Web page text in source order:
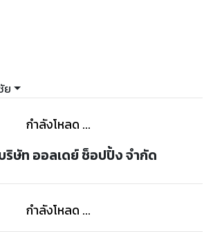
ย
กำลังโหลด ...
ษัท ออลเดย์ ช็อปปิ้ง จำกัด
กำลังโหลด ...